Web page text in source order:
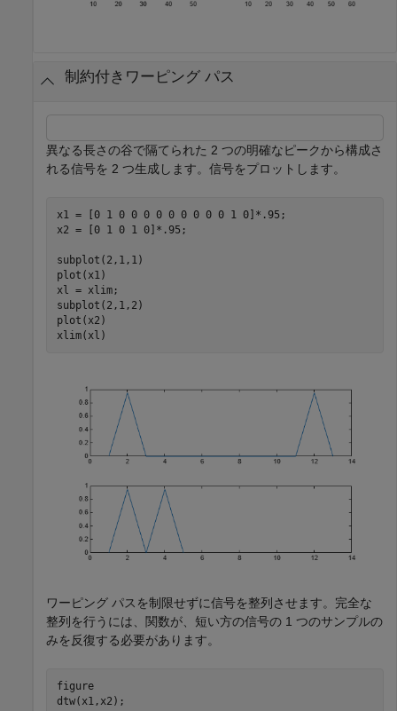
制約付きワーピング パス
異なる長さの谷で隔てられた 2 つの明確なピークから構成さ
れる信号を 2 つ生成します。信号をプロットします。
x1 = [0 1 0 0 0 0 0 0 0 0 0 1 0]*.95;
x2 = [0 1 0 1 0]*.95;
subplot(2,1,1)
plot(x1)
xl = xlim;
subplot(2,1,2)
plot(x2)
xlim(xl)
ワーピング パスを制限せずに信号を整列させます。完全な
整列を行うには、関数が、短い方の信号の 1 つのサンプルの
みを反復する必要があります。
figure
dtw(x1,x2);